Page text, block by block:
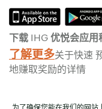
下载 IHG 优悦会应用
了解更多关于快速
地赚取奖励的详情